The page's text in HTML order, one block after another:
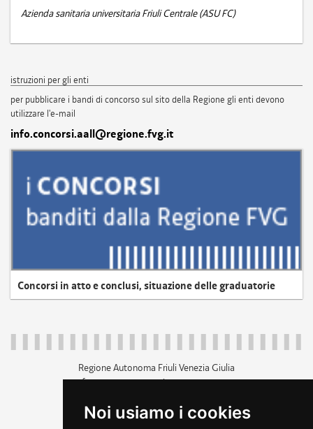
Noi usiamo i cookies
Azienda sanitaria universitaria Friuli Centrale (ASU FC)
istruzioni per gli enti
per pubblicare i bandi di concorso sul sito della Regione gli enti devono
utilizzare l'e-mail
info.concorsi.aall@regione.fvg.it
Concorsi in atto e conclusi, situazione delle graduatorie
Regione Autonoma Friuli Venezia Giulia
c.f. 80014930327; p.iva 00526040324
+39 040 3771111